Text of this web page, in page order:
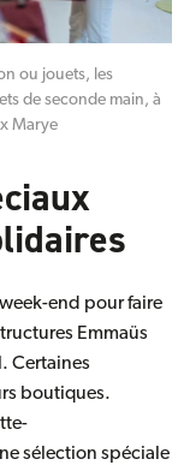
ou jouets, les
de seconde main, à
Marye
end pour faire
Emmaüs
Certaines
boutiques.
sélection spéciale